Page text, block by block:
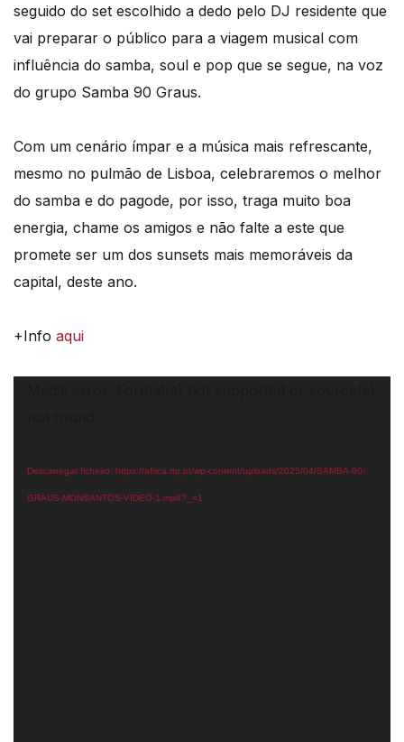
seguido do set escolhido a dedo pelo DJ residente que
vai preparar o público para a viagem musical com
influência do samba, soul e pop que se segue, na voz
do grupo Samba 90 Graus.
Com um cenário ímpar e a música mais refrescante,
mesmo no pulmão de Lisboa, celebraremos o melhor
do samba e do pagode, por isso, traga muito boa
energia, chame os amigos e não falte a este que
promete ser um dos sunsets mais memoráveis da
capital, deste ano.
+Info aqui
Descarregar ficheiro: https://africa.rtp.pt/wp-content/uploads/2025/04/SAMBA-90-
GRAUS-MONSANTOS-VIDEO-1.mp4?_=1